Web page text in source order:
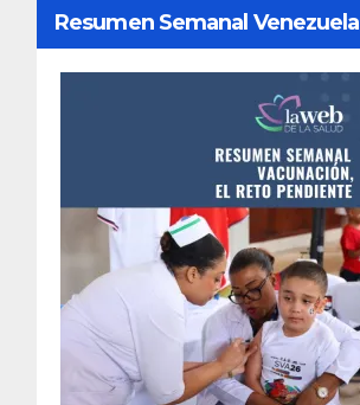
Resumen Semanal Venezuela